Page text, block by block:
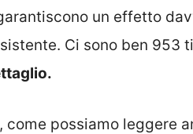
un effetto
Ci sono ben 953
come possiamo leggere